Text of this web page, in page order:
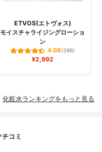
ETVOS(エトヴォス)
モイスチャライジングローショ
ン
4.08(386)
¥2,992
化粧水ランキングをもっと見る
コミ